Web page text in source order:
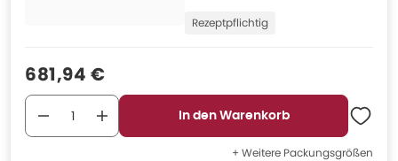
Rezeptpflichtig
Verkaufspreis
681,94 €
In den Warenkorb
+ Weitere Packungsgrößen